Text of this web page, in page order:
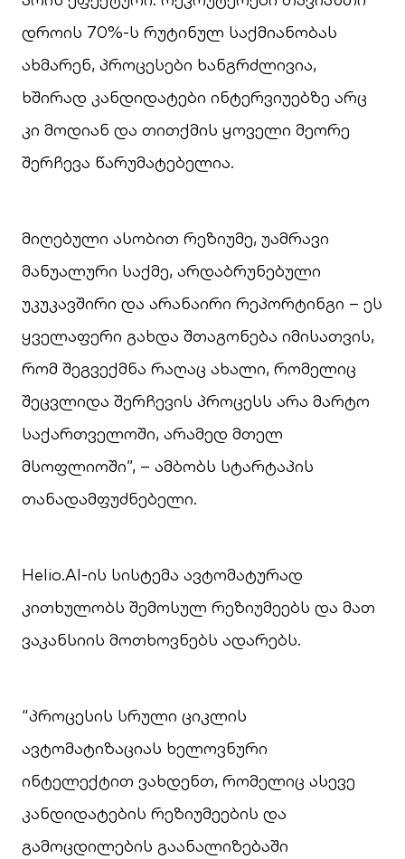
დროის 70%-ს რუტინულ საქმიანობას
ახმარენ, პროცესები ხანგრძლივია,
ხშირად კანდიდატები ინტერვიუებზე არც
კი მოდიან და თითქმის ყოველი მეორე
შერჩევა წარუმატებელია.
მიღებული ასობით რეზიუმე, უამრავი
მანუალური საქმე, არდაბრუნებული
უკუკავშირი და არანაირი რეპორტინგი – ეს
ყველაფერი გახდა შთაგონება იმისათვის,
რომ შეგვექმნა რაღაც ახალი, რომელიც
შეცვლიდა შერჩევის პროცესს არა მარტო
საქართველოში, არამედ მთელ
მსოფლიოში”, – ამბობს სტარტაპის
თანადამფუძნებელი.
Helio.AI-ის სისტემა ავტომატურად
კითხულობს შემოსულ რეზიუმეებს და მათ
ვაკანსიის მოთხოვნებს ადარებს.
“პროცესის სრული ციკლის
ავტომატიზაციას ხელოვნური
ინტელექტით ვახდენთ, რომელიც ასევე
კანდიდატების რეზიუმეების და
გამოცდილების გაანალიზებაში